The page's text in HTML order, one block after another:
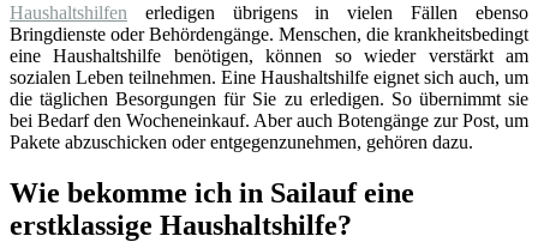
Haushaltshilfen erledigen übrigens in vielen Fällen ebenso
Bringdienste oder Behördengänge. Menschen, die krankheitsbedingt
eine Haushaltshilfe benötigen, können so wieder verstärkt am
sozialen Leben teilnehmen. Eine Haushaltshilfe eignet sich auch, um
die täglichen Besorgungen für Sie zu erledigen. So übernimmt sie
bei Bedarf den Wocheneinkauf. Aber auch Botengänge zur Post, um
Pakete abzuschicken oder entgegenzunehmen, gehören dazu.
Wie bekomme ich in Sailauf eine
erstklassige Haushaltshilfe?